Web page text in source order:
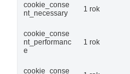
cookie_conse
nt_necessary
1 rok
cookie_conse
nt_performanc
e
1 rok
cookie_conse